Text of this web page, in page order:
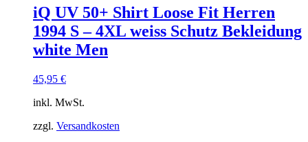
mehrere
Varianten
auf.
werden
iQ UV 50+ Shirt Loose Fit Herren
1994 S – 4XL weiss Schutz Bekleidung
white Men
45,95 €
inkl. MwSt.
zzgl. Versandkosten